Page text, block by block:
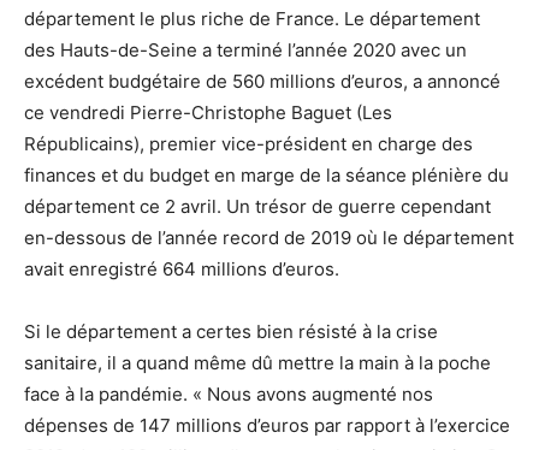
département le plus riche de France. Le département
des Hauts-de-Seine a terminé l’année 2020 avec un
excédent budgétaire de 560 millions d’euros, a annoncé
ce vendredi Pierre-Christophe Baguet (Les
Républicains), premier vice-président en charge des
finances et du budget en marge de la séance plénière du
département ce 2 avril. Un trésor de guerre cependant
en-dessous de l’année record de 2019 où le département
avait enregistré 664 millions d’euros.
Si le département a certes bien résisté à la crise
sanitaire, il a quand même dû mettre la main à la poche
face à la pandémie. « Nous avons augmenté nos
dépenses de 147 millions d’euros par rapport à l’exercice